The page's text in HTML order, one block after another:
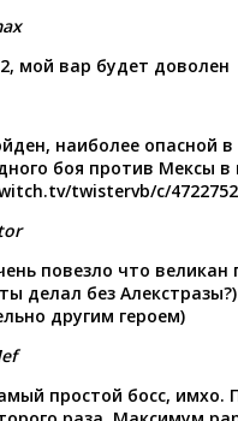
мой вар будет доволен
наиболее опасной
боя против Мексы
twistervb/c/4722752
повезло что великан
делал без
другим героем)
простой босс, имхо.